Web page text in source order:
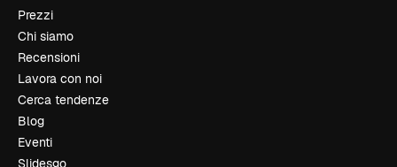
Prezzi
Chi siamo
Recensioni
Lavora con noi
Cerca tendenze
Blog
Eventi
Slidesgo